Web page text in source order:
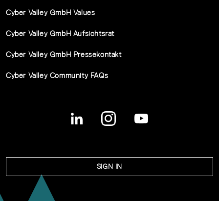
Cyber Valley GmbH Values
Cyber Valley GmbH Aufsichtsrat
Cyber Valley GmbH Pressekontakt
Cyber Valley Community FAQs
SIGN IN